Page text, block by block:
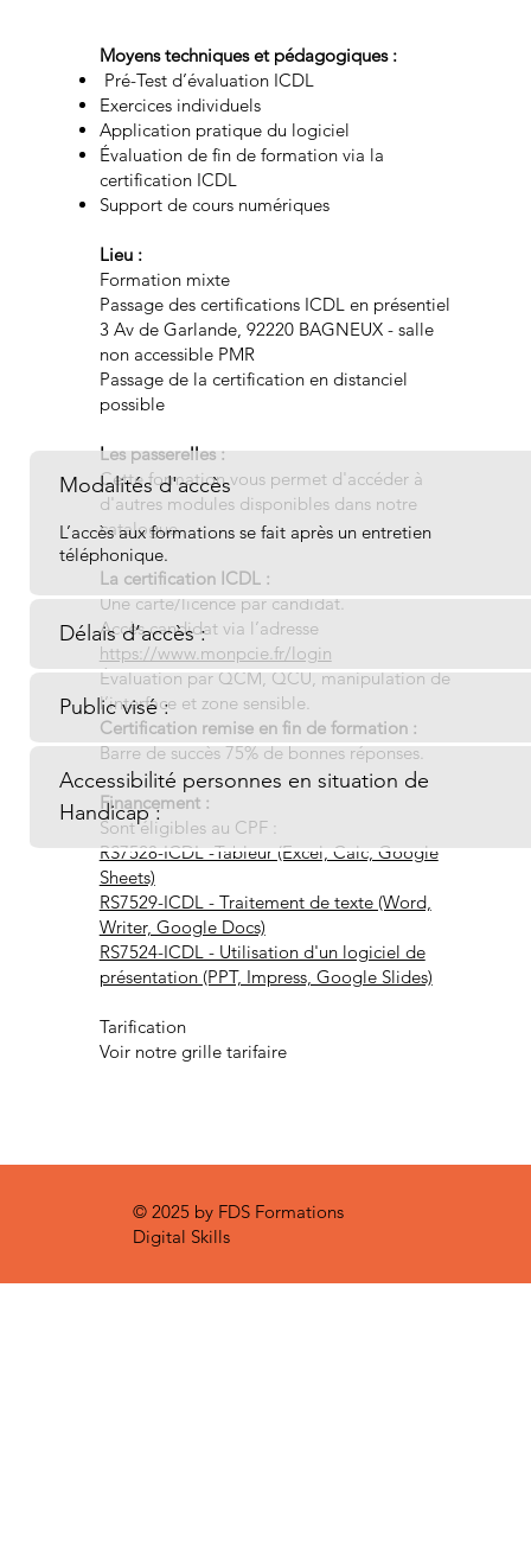
Moyens techniques et pédagogiques :
Pré-Test d’évaluation ICDL
Exercices individuels
Application pratique du logiciel
Évaluation de fin de formation via la
certification ICDL
Support de cours numériques
Lieu :
Formation mixte
Passage des certifications ICDL en présentiel
3 Av de Garlande, 92220 BAGNEUX - salle
non accessible PMR
Passage de la certification en distanciel
possible
Les passerelles :
Cette formation vous permet d'accéder à
d'autres modules disponibles dans notre
catalogue.
La certification ICDL :
Une carte/licence par candidat.
Accès candidat via l’adresse
https://www.monpcie.fr/login
Évaluation par QCM, QCU, manipulation de
l’interface et zone sensible.
Certification remise en fin de formation :
Barre de succès 75% de bonnes réponses.
Financement :
Sont éligibles au CPF :
RS7528-ICDL -Tableur (Excel, Calc, Google
Sheets)
RS7529-ICDL - Traitement de texte (Word,
Writer, Google Docs)
RS7524-ICDL - Utilisation d'un logiciel de
présentation (PPT, Impress, Google Slides)
Tarification
Voir notre grille tarifaire
Modalités d'accès
L’accès aux formations se fait après un entretien
téléphonique.
Délais d’accès :
Public visé :
Accessibilité personnes en situation de
Handicap :
© 2025 by FDS Formations
Digital Skills